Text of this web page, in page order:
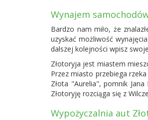
Wynajem
Bardzo nam miło, że
uzyskać możliwość
dalszej kolejności wpisz
Złotoryja jest miastem
Przez miasto przebiega
Złota "Aurelia", pomnik
Złotoryję rozciąga się z
Wypożyczalnia aut